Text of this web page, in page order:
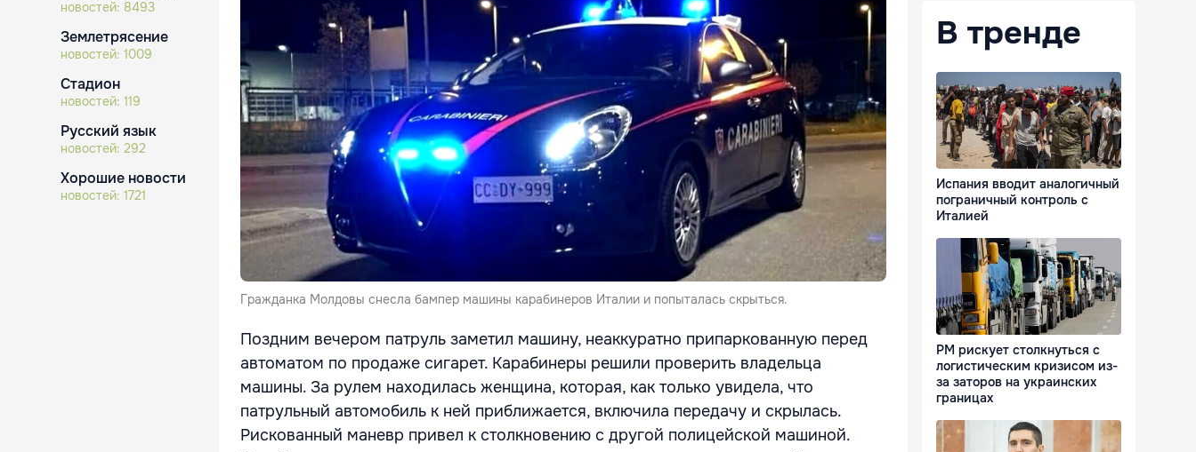
новостей: 8493
Землетрясение
новостей: 1009
Стадион
новостей: 119
Русский язык
новостей: 292
Хорошие новости
новостей: 1721
Гражданка Молдовы снесла бампер машины карабинеров Италии и попыталась скрыться.
Поздним вечером патруль заметил машину, неаккуратно припаркованную перед
автоматом по продаже сигарет. Карабинеры решили проверить владельца
машины. За рулем находилась женщина, которая, как только увидела, что
патрульный автомобиль к ней приближается, включила передачу и скрылась.
Рискованный маневр привел к столкновению с другой полицейской машиной.
В тренде
Испания вводит аналогичный
пограничный контроль с
Италией
РМ рискует столкнуться с
логистическим кризисом из-
за заторов на украинских
границах